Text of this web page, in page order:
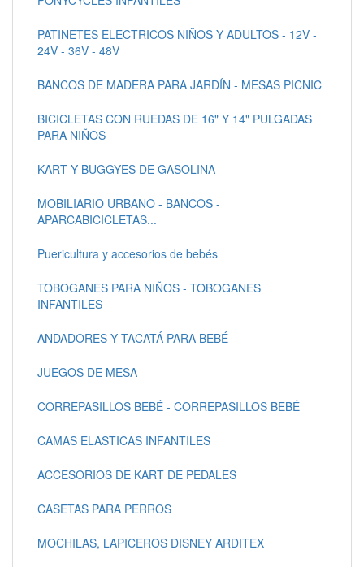
PATINETES ELECTRICOS NIÑOS Y ADULTOS - 12V -
24V - 36V - 48V
BANCOS DE MADERA PARA JARDÍN - MESAS PICNIC
BICICLETAS CON RUEDAS DE 16" Y 14" PULGADAS
PARA NIÑOS
KART Y BUGGYES DE GASOLINA
MOBILIARIO URBANO - BANCOS -
APARCABICICLETAS...
Puericultura y accesorios de bebés
TOBOGANES PARA NIÑOS - TOBOGANES
INFANTILES
ANDADORES Y TACATÁ PARA BEBÉ
JUEGOS DE MESA
CORREPASILLOS BEBÉ - CORREPASILLOS BEBÉ
CAMAS ELASTICAS INFANTILES
ACCESORIOS DE KART DE PEDALES
CASETAS PARA PERROS
MOCHILAS, LAPICEROS DISNEY ARDITEX